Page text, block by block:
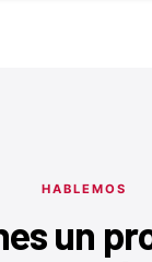
HABLEMOS
un